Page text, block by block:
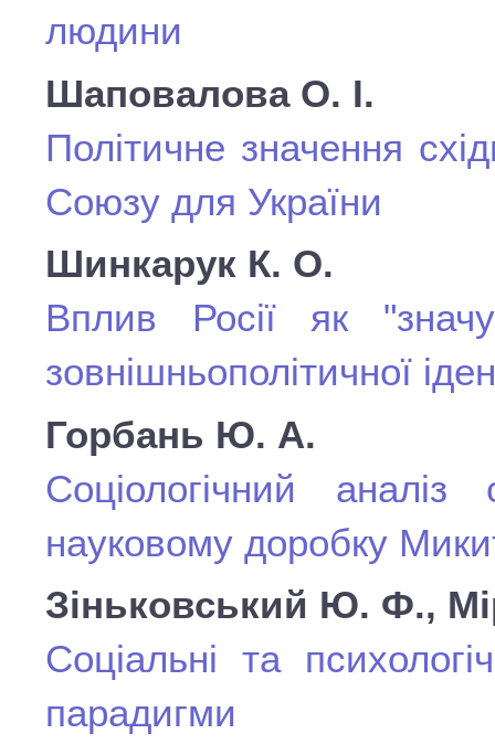
людини
Шаповалова О. І.
Політичне значення
Союзу для України
Шинкарук К. О.
Вплив Росії як
зовнішньополітичної
Горбань Ю. А.
Соціологічний аналіз
науковому доробку
Зіньковський Ю. Ф.,
Соціальні та
парадигми